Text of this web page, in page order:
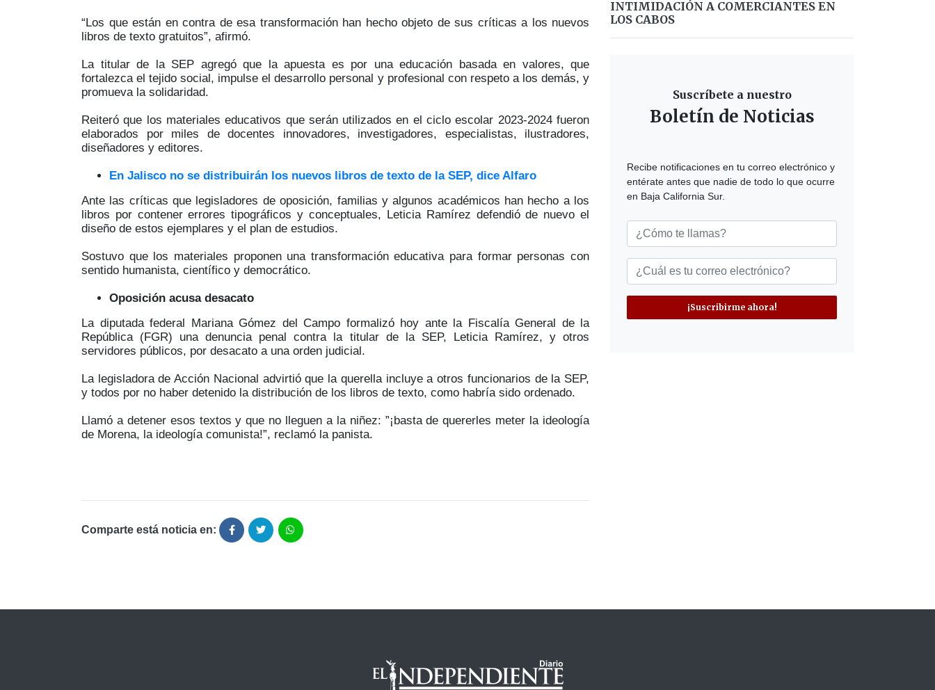
“Los que están en contra de esa transformación han hecho objeto de sus críticas a los nuevos
libros de texto gratuitos”, afirmó.
La titular de la SEP agregó que la apuesta es por una educación basada en valores, que
fortalezca el tejido social, impulse el desarrollo personal y profesional con respeto a los demás, y
promueva la solidaridad.
Reiteró que los materiales educativos que serán utilizados en el ciclo escolar 2023-2024 fueron
elaborados por miles de docentes innovadores, investigadores, especialistas, ilustradores,
diseñadores y editores.
En Jalisco no se distribuirán los nuevos libros de texto de la SEP, dice Alfaro
Ante las críticas que legisladores de oposición, familias y algunos académicos han hecho a los
libros por contener errores tipográficos y conceptuales, Leticia Ramírez defendió de nuevo el
diseño de estos ejemplares y el plan de estudios.
Sostuvo que los materiales proponen una transformación educativa para formar personas con
sentido humanista, científico y democrático.
Oposición acusa desacato
La diputada federal Mariana Gómez del Campo formalizó hoy ante la Fiscalía General de la
República (FGR) una denuncia penal contra la titular de la SEP, Leticia Ramírez, y otros
servidores públicos, por desacato a una orden judicial.
La legisladora de Acción Nacional advirtió que la querella incluye a otros funcionarios de la SEP,
y todos por no haber detenido la distribución de los libros de texto, como habría sido ordenado.
Llamó a detener esos textos y que no lleguen a la niñez: ”¡basta de quererles meter la ideología
de Morena, la ideología comunista!”, reclamó la panista.
Comparte está noticia en:
INTIMIDACIÓN A COMERCIANTES EN
LOS CABOS
Suscríbete a nuestro
Boletín de Noticias
Recibe notificaciones en tu correo electrónico y
entérate antes que nadie de todo lo que ocurre
en Baja California Sur.
¡Suscribirme ahora!